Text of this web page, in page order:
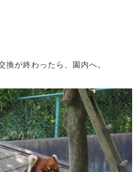
換が終わったら、園内へ。